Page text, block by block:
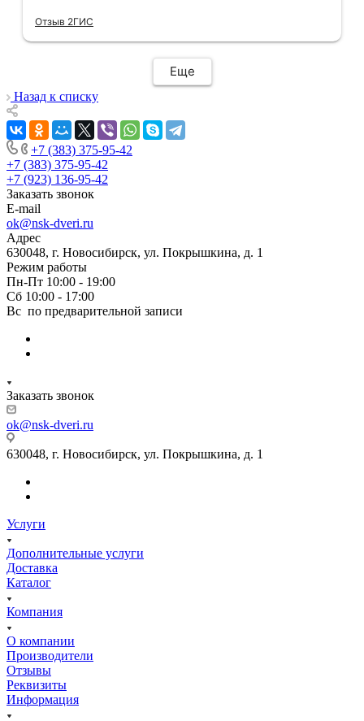
компанию, где я могу указать удобный для
меня интервал времени, а не ждать весь
день🙏 Не могу не отметить качественный
монтаж дверей, спасибо мастеру Антону за
его труд!!!
Отзыв 2ГИС
Еще
Назад к списку
+7 (383) 375-95-42
+7 (383) 375-95-42
+7 (923) 136-95-42
Заказать звонок
E-mail
ok@nsk-dveri.ru
Адрес
630048, г. Новосибирск, ул. Покрышкина, д. 1
Режим работы
Пн-Пт 10:00 - 19:00
Сб 10:00 - 17:00
Вс по предварительной записи
Заказать звонок
ok@nsk-dveri.ru
630048, г. Новосибирск, ул. Покрышкина, д. 1
Услуги
Дополнительные услуги
Доставка
Каталог
Компания
О компании
Производители
Отзывы
Реквизиты
Информация